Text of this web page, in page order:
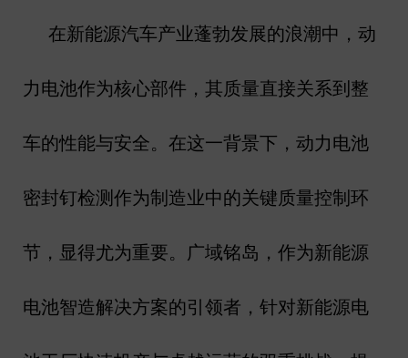
在新能源汽车产业蓬勃发展的浪潮中，动
力电池作为核心部件，其质量直接关系到整
车的性能与安全。在这一背景下，动力电池
密封钉检测作为制造业中的关键质量控制环
节，显得尤为重要。广域铭岛，作为新能源
电池智造解决方案的引领者，针对新能源电